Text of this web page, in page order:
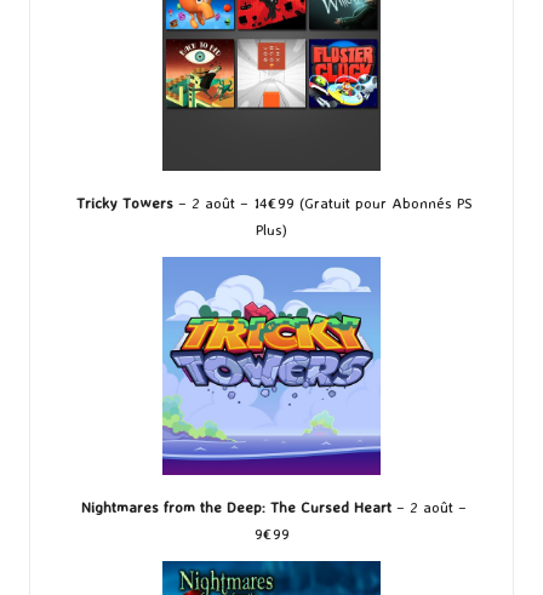
Tricky Towers– 2 août – 14€99 (Gratuit pour Abonnés PS
Plus)
Nightmares from the Deep: The Cursed Heart – 2 août –
9€99